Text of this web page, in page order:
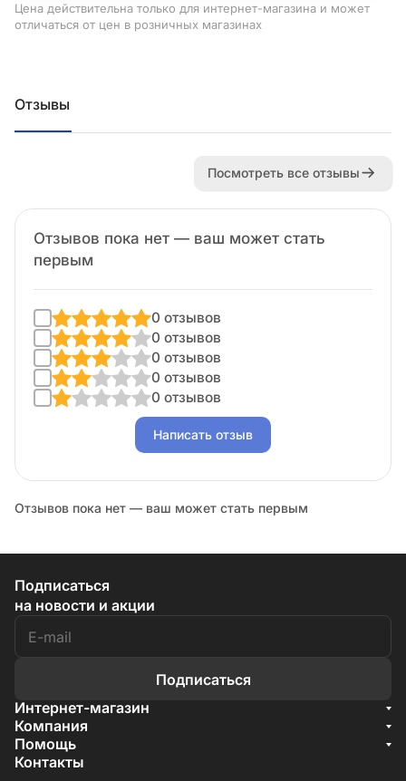
Цена действительна только для интернет-магазина и может
отличаться от цен в розничных магазинах
Отзывы
Посмотреть все отзывы
Отзывов пока нет — ваш может стать
первым
0 отзывов
0 отзывов
0 отзывов
0 отзывов
0 отзывов
Написать отзыв
Отзывов пока нет — ваш может стать первым
Подписаться
на новости и акции
Подписаться
Интернет-магазин
Акции
Бренды
Компания
О компании
Документы
Помощь
Условия доставки
Контакты